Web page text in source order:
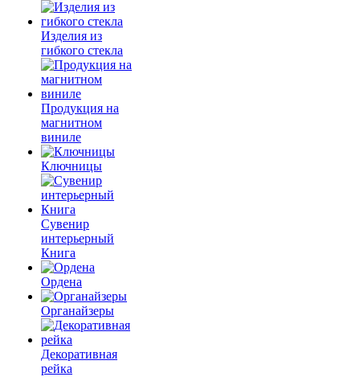
Изделия из
гибкого стекла
Продукция на
магнитном
виниле
Ключницы
Сувенир
интерьерный
Книга
Ордена
Органайзеры
Декоративная
рейка